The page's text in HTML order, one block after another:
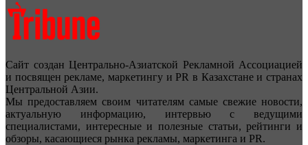
Сайт создан Центрально-Азиатской Рекламной Ассоциацией
и посвящен рекламе, маркетингу и PR в Казахстане и странах
Центральной Азии.
Мы предоставляем своим читателям самые свежие новости,
актуальную информацию, интервью с ведущими
специалистами, интересные и полезные статьи, рейтинги и
обзоры, касающиеся рынка рекламы, маркетинга и PR.